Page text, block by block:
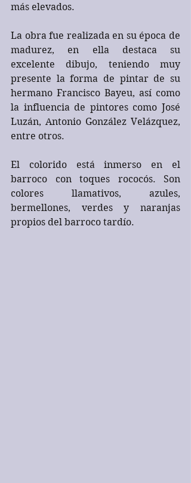
más elevados.
La obra fue realizada en su época de
madurez, en ella destaca su
excelente dibujo, teniendo muy
presente la forma de pintar de su
hermano Francisco Bayeu, así como
la influencia de pintores como José
Luzán, Antonio González Velázquez,
entre otros.
El colorido está inmerso en el
barroco con toques rococós. Son
colores llamativos, azules,
bermellones, verdes y naranjas
propios del barroco tardío.